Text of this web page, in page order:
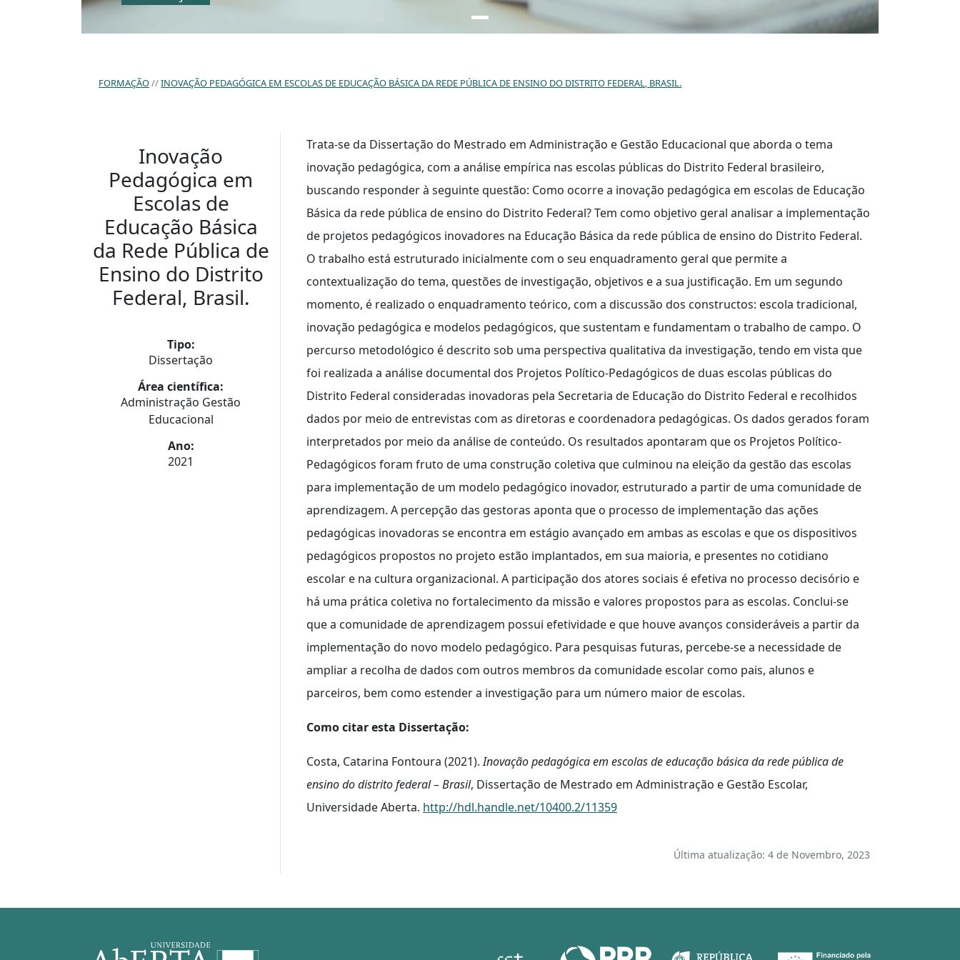
FORMAÇÃO INOVAÇÃO PEDAGÓGICA EM ESCOLAS DE EDUCAÇÃO BÁSICA DA REDE PÚBLICA DE ENSINO DO DISTRITO FEDERAL, BRASIL.
Inovação
Pedagógica em
Escolas de
Educação Básica
da Rede Pública de
Ensino do Distrito
Federal, Brasil.
Tipo:
Dissertação
Área científica:
Administração Gestão
Educacional
Ano:
2021
Trata-se da Dissertação do Mestrado em Administração e Gestão Educacional que aborda o tema
inovação pedagógica, com a análise empírica nas escolas públicas do Distrito Federal brasileiro,
buscando responder à seguinte questão: Como ocorre a inovação pedagógica em escolas de Educação
Básica da rede pública de ensino do Distrito Federal? Tem como objetivo geral analisar a implementação
de projetos pedagógicos inovadores na Educação Básica da rede pública de ensino do Distrito Federal.
O trabalho está estruturado inicialmente com o seu enquadramento geral que permite a
contextualização do tema, questões de investigação, objetivos e a sua justificação. Em um segundo
momento, é realizado o enquadramento teórico, com a discussão dos constructos: escola tradicional,
inovação pedagógica e modelos pedagógicos, que sustentam e fundamentam o trabalho de campo. O
percurso metodológico é descrito sob uma perspectiva qualitativa da investigação, tendo em vista que
foi realizada a análise documental dos Projetos Político-Pedagógicos de duas escolas públicas do
Distrito Federal consideradas inovadoras pela Secretaria de Educação do Distrito Federal e recolhidos
dados por meio de entrevistas com as diretoras e coordenadora pedagógicas. Os dados gerados foram
interpretados por meio da análise de conteúdo. Os resultados apontaram que os Projetos Político-
Pedagógicos foram fruto de uma construção coletiva que culminou na eleição da gestão das escolas
para implementação de um modelo pedagógico inovador, estruturado a partir de uma comunidade de
aprendizagem. A percepção das gestoras aponta que o processo de implementação das ações
pedagógicas inovadoras se encontra em estágio avançado em ambas as escolas e que os dispositivos
pedagógicos propostos no projeto estão implantados, em sua maioria, e presentes no cotidiano
escolar e na cultura organizacional. A participação dos atores sociais é efetiva no processo decisório e
há uma prática coletiva no fortalecimento da missão e valores propostos para as escolas. Conclui-se
que a comunidade de aprendizagem possui efetividade e que houve avanços consideráveis a partir da
implementação do novo modelo pedagógico. Para pesquisas futuras, percebe-se a necessidade de
ampliar a recolha de dados com outros membros da comunidade escolar como pais, alunos e
parceiros, bem como estender a investigação para um número maior de escolas.
Como citar esta Dissertação:
Costa, Catarina Fontoura (2021).Inovação pedagógica em escolas de educação básica da rede pública de
ensino do distrito federal – Brasil, Dissertação de Mestrado em Administração e Gestão Escolar,
Universidade Aberta. http://hdl.handle.net/10400.2/11359
Última atualização: 4 de Novembro, 2023